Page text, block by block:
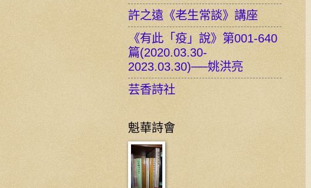
許之遠《老生常談》講座
《有此「疫」說》第001-640
篇(2020.03.30-
2023.03.30)──姚洪亮
芸香詩社
魁華詩會